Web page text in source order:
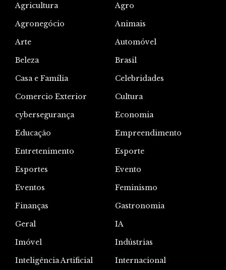
Agricultura
Agro
Agronegócio
Animais
Arte
Automóvel
Beleza
Brasil
Casa e Família
Celebridades
Comercio Exterior
Cultura
cybersegurança
Economia
Educação
Empreendimento
Entretenimento
Esporte
Esportes
Evento
Eventos
Feminismo
Finanças
Gastronomia
Geral
IA
Imóvel
Indústrias
Inteligência Artificial
Internacional